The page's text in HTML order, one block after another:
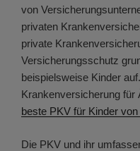
von
privaten
private
Versicherungsschutz
beispielsweise Kinder
Krankenversicherung für
beste PKV für Kinder
Die PKV und ihr